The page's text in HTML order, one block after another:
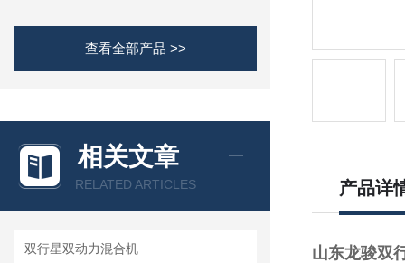
查看全部产品 >>
相关文章
RELATED ARTICLES
双行星双动力混合机
产品详
山东龙骏双